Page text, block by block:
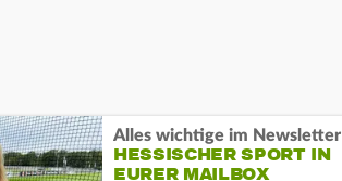
Alles wichtige im Newsletter
HESSISCHER SPORT IN
EURER MAILBOX